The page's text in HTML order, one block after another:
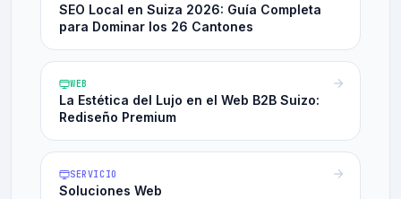
SEO Local en Suiza 2026: Guía Completa
para Dominar los 26 Cantones
WEB
La Estética del Lujo en el Web B2B Suizo:
Rediseño Premium
SERVICIO
Soluciones Web